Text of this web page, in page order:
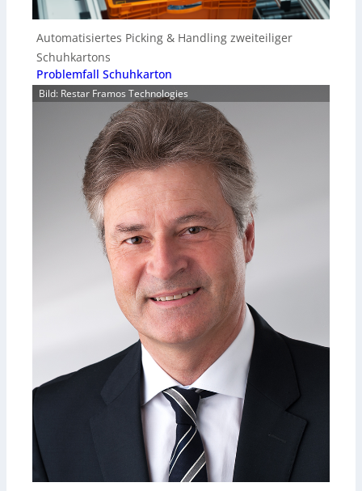
Automatisiertes Picking & Handling zweiteiliger
Schuhkartons
Problemfall Schuhkarton
Bild: Restar Framos Technologies